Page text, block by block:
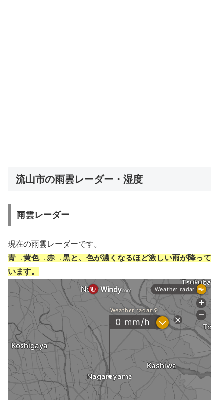
流山市の雨雲レーダー・湿度
雨雲レーダー
現在の雨雲レーダーです。
青→黄色→赤→黒と、色が濃くなるほど激しい雨が降って
います。